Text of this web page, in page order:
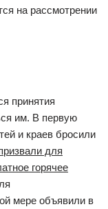
на рассмотрении
принятия
им. В первую
и краев бросили
для
горячее
мере объявили в